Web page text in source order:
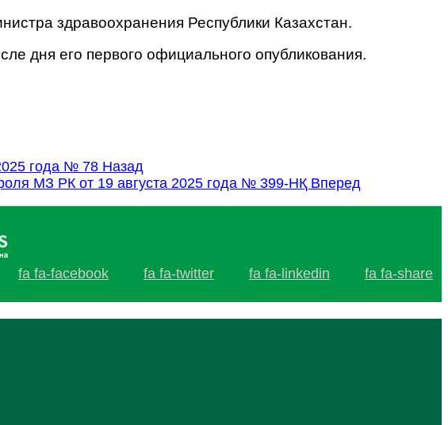
здравоохранения Республики Казахстан.
дня его первого официального опубликования.
года № 78 Назад
МЗ РК от 19 августа 2025 года № 399-НҚ Вперед
fa fa-facebook fa fa-twitter fa fa-linkedin fa fa-share